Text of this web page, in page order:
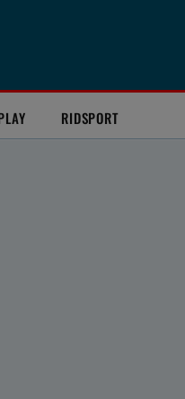
RIDSPORT